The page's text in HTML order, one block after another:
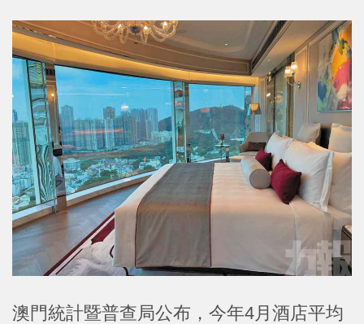
澳門統計暨普查局公布，今年4月酒店平均